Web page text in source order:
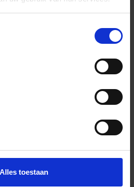
Alles toestaan
11 63 Productaanvraag